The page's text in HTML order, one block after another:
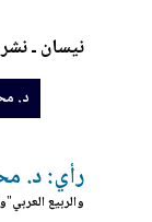
نيسان ـ نشر في 2026-07-08
د.
رأي: د.
والربيع